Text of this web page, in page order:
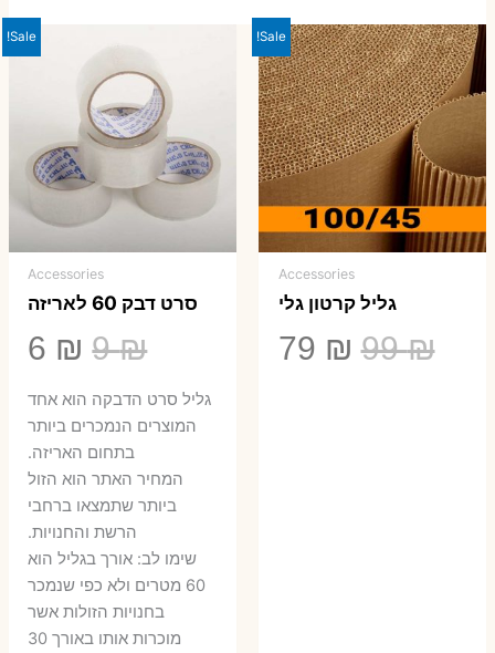
Sale!
Accessories
גליל קרטון גלי
99₪
המחיר
79 ₪
הנוכחי
Sale!
Accessories
סרט דבק 60 לאריזה
9₪
היה:
9 ₪.
6 ₪
6 ₪.
גליל סרט הדבקה הוא אחד
המוצרים הנמכרים ביותר
בתחום האריזה.
המחיר האתר הוא הזול
ביותר שתמצאו ברחבי
הרשת והחנויות.
שימו לב: אורך בגליל הוא
60 מטרים ולא כפי שנמכר
בחנויות הזולות אשר
מוכרות אותו באורך 30